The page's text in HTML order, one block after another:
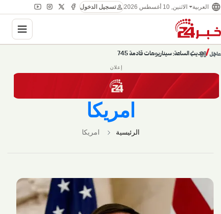
language العربية الاثنين, 10 أغسطس 2026 personتسجيل الدخول
عاجل/حديث الساعة: سيناريوهات قادمة 745 chevron_right
pause
chevron_left
إعلان
امريكا
الرئيسية امريكا